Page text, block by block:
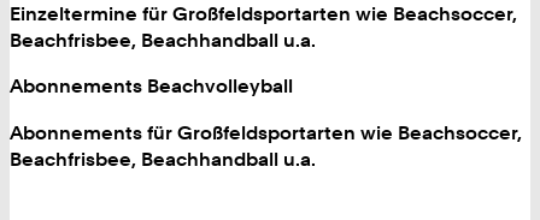
Einzeltermine für Großfeldsportarten wie Beachsoccer,
Beachfrisbee, Beachhandball u.a.
Abonnements Beachvolleyball
Abonnements für Großfeldsportarten wie Beachsoccer,
Beachfrisbee, Beachhandball u.a.